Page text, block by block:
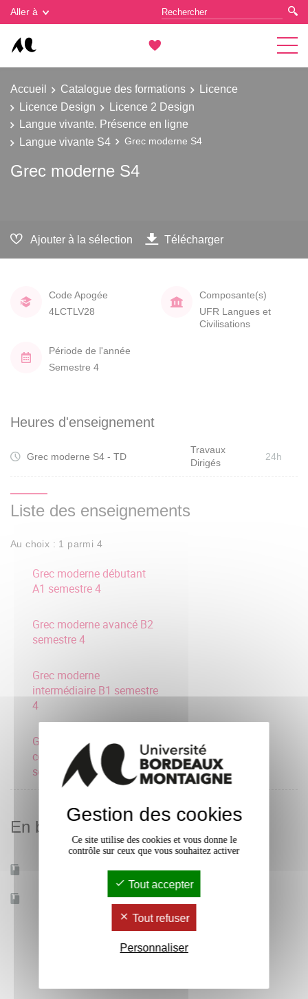
Aller à
Accueil Catalogue des formations
Licence
Licence Design
Licence 2 Design
Langue vivante. Présence en ligne
Langue vivante S4
Grec moderne S4
Grec moderne S4
Ajouter à la sélection Télécharger
Code Apogée
4LCTLV28
Composante(s)
UFR Langues et
Civilisations
Période de l'année
Semestre 4
Heures d'enseignement
Grec moderne S4 - TD
Travaux
Dirigés
24h
Liste des enseignements
Au choix : 1 parmi 4
Grec moderne débutant
A1 semestre 4
Grec moderne avancé B2
semestre 4
Grec moderne
intermédiaire B1 semestre
4
Grec moderne
consolidation A2
semestre 4
En bref
Mobilité d'études Oui
Accessible à distance Non
Gestion des cookies
Gestion des cookies
Ce site utilise des cookies et vous donne le
contrôle sur ceux que vous souhaitez activer
Tout accepter
Tout refuser
Personnaliser